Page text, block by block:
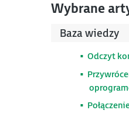
Wybrane
Baza wiedzy
Odczyt